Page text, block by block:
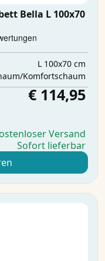
Bella L 100x70
L 100x70 cm
Komfortschaum
€ 114,95
Versand
Sofort lieferbar